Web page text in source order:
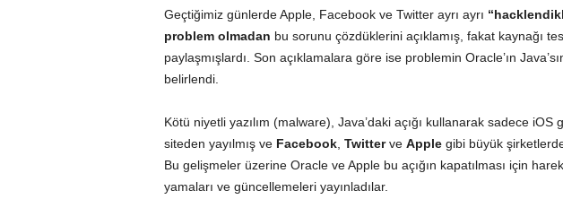
Geçtiğimiz günlerde Apple, Facebook ve Twitter ayrı ayrı
problem olmadan bu sorunu çözdüklerini açıklamış, fakat kaynağı
paylaşmışlardı. Son açıklamalara göre ise problemin Oracle’ın
belirlendi.
Kötü niyetli yazılım (malware), Java’daki açığı kullanarak sadece
siteden yayılmış ve Facebook, Twitterve Applegibi büyük
Bu gelişmeler üzerine Oracle ve Apple bu açığın kapatılması için
yamaları ve güncellemeleri yayınladılar.